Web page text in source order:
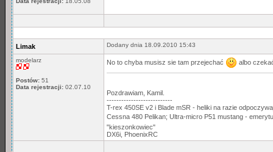
Limak Dodany dnia 18.09.2010 15:43
modelarz
Postów: 51
Data rejestracji: 02.07.10
No to chyba musisz sie tam przejechać albo
Pozdrawiam, Kamil.
---------------------------
T-rex 450SE v2 i Blade mSR - heliki na razie
Cessna 480 Pelikan; Ultra-micro P51 mustang -
"kieszonkowiec"
DX6i, PhoenixRC